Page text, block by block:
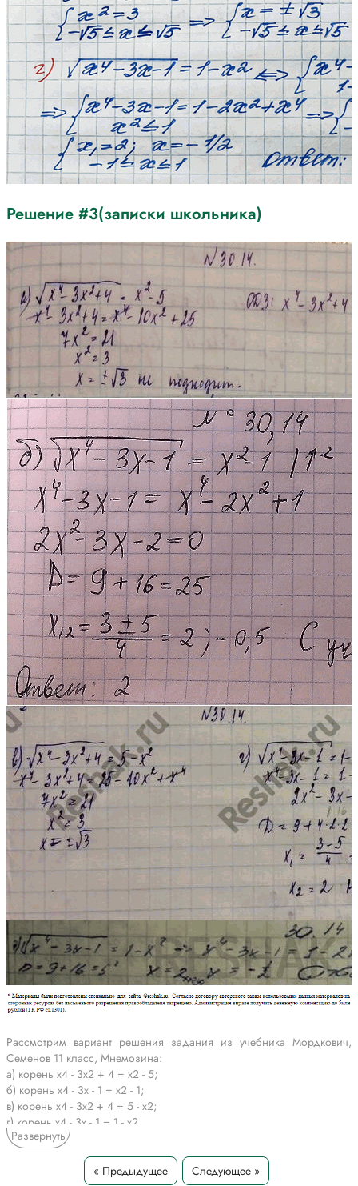
Решение #3(записки школьника)
Рассмотрим вариант решения задания из учебника Мордкович,
Семенов 11 класс, Мнемозина:
a) корень x4 - 3х2 + 4 = х2 - 5;
б) корень x4 - 3х - 1 = х2 - 1;
в) корень х4 - 3х2 + 4 = 5 - х2;
г) корень x4 - 3х - 1 = 1 - х2.
*Текст задания приводится исключительно в образовательных целях
для более полного понимания решения.
Развернуть
« Предыдущее Следующее »